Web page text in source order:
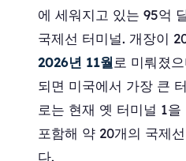
에 세워지고 있는 95억
국제선 터미널. 개장이
2026년 11월 로 미뤄졌
되면 미국에서 가장 큰
로는 현재 옛 터미널 1
포함해 약 20개의 국제
다.